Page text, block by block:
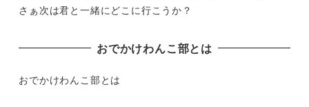
さぁ次は君と一緒にどこに行こうか？
おでかけわんこ部とは
おでかけわんこ部とは